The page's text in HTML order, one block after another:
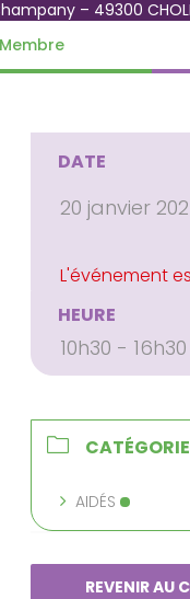
– 49300
DATE
20 janvier
HEURE
10h30 - 16h30
CATÉGORIE
AIDÉS
REVENIR AU